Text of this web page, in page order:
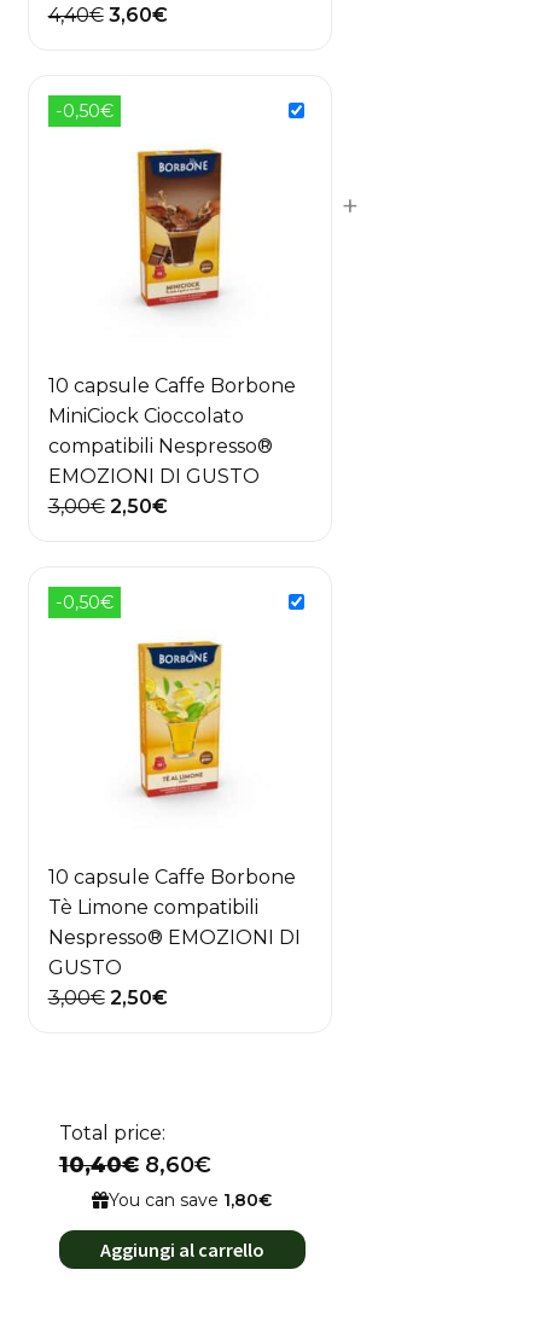
4,40€ Il
era:
3,60€Il
-0,50€
10 capsule Caffe Borbone
MiniCiock Cioccolato
compatibili Nespresso®
EMOZIONI DI GUSTO
3,00€ Il
era:
2,50€Il
+
-0,50€
10 capsule Caffe Borbone
Tè Limone compatibili
Nespresso® EMOZIONI DI
GUSTO
3,00€ Il
2,50€Il
Total price:
10,40€ 8,60€
You can save 1,80€
Aggiungi al carrello